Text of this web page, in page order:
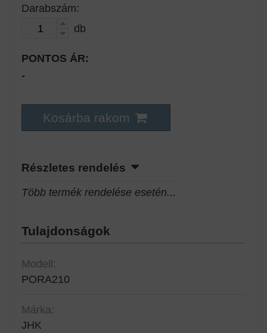
Darabszám:
db
PONTOS ÁR:
-
Kosárba rakom
Részletes rendelés
Több termék rendelése esetén...
Tulajdonságok
Modell:
PORA210
Márka:
JHK